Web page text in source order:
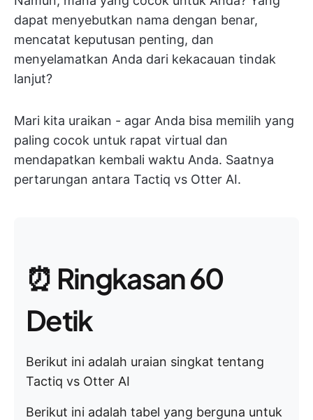
dapat menyebutkan nama dengan benar,
mencatat keputusan penting, dan
menyelamatkan Anda dari kekacauan tindak
lanjut?
Mari kita uraikan - agar Anda bisa memilih yang
paling cocok untuk rapat virtual dan
mendapatkan kembali waktu Anda. Saatnya
pertarungan antara Tactiq vs Otter AI.
⏰ Ringkasan 60
Detik
Berikut ini adalah uraian singkat tentang
Tactiq vs Otter AI
Berikut ini adalah tabel yang berguna untuk